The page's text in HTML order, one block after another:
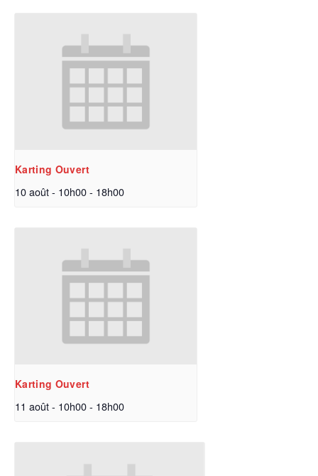
Karting Ouvert
10 août - 10h00- 18h00
Karting Ouvert
11 août - 10h00- 18h00